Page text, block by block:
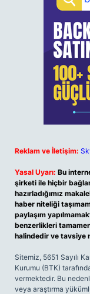
Reklam ve İletişim:
Yasal Uyarı: Bu
şirketi ile hiçbir
hazırladığımız
haber niteliği
paylaşım
benzerlikleri
halindedir ve tavsiye
Sitemiz, 5651 Sayılı
Kurumu (BTK)
vermektedir. Bu
veya araştırma